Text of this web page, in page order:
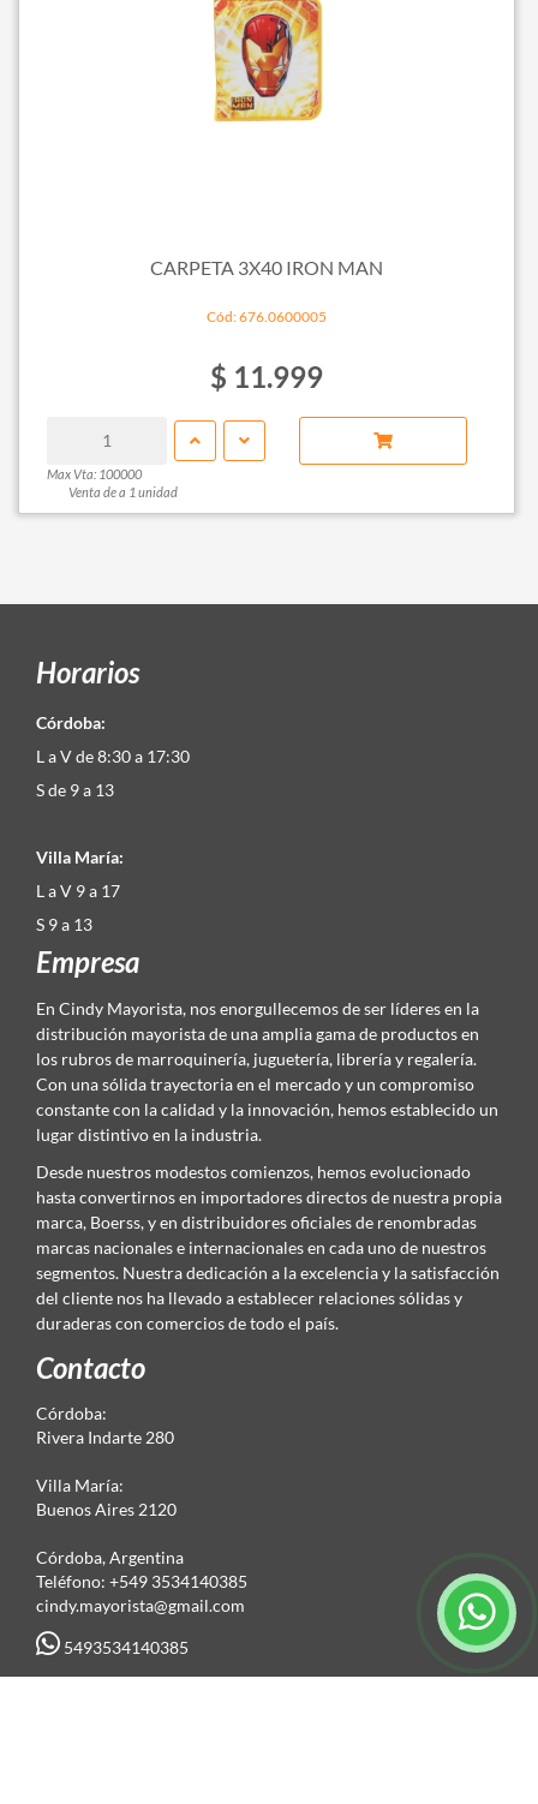
CARPETA 3X40 IRON MAN
Cód: 676.0600005
$ 11.999
Max Vta: 100000
Venta de a 1 unidad
Horarios
Córdoba:
L a V de 8:30 a 17:30
S de 9 a 13
Villa María:
L a V 9 a 17
S 9 a 13
Empresa
En Cindy Mayorista, nos enorgullecemos de ser líderes en la
distribución mayorista de una amplia gama de productos en
los rubros de marroquinería, juguetería, librería y regalería.
Con una sólida trayectoria en el mercado y un compromiso
constante con la calidad y la innovación, hemos establecido un
lugar distintivo en la industria.
Desde nuestros modestos comienzos, hemos evolucionado
hasta convertirnos en importadores directos de nuestra propia
marca, Boerss, y en distribuidores oficiales de renombradas
marcas nacionales e internacionales en cada uno de nuestros
segmentos. Nuestra dedicación a la excelencia y la satisfacción
del cliente nos ha llevado a establecer relaciones sólidas y
duraderas con comercios de todo el país.
Contacto
Córdoba:
Rivera Indarte 280
Villa María:
Buenos Aires 2120
Córdoba, Argentina
Teléfono: +549 3534140385
cindy.mayorista@gmail.com
5493534140385